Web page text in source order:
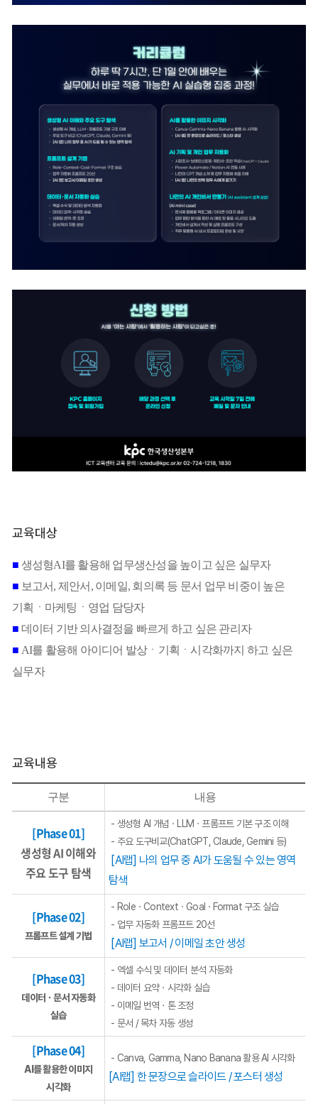
교육대상
■ 생성형AI를 활용해 업무생산성을 높이고 싶은 실무자
■ 보고서, 제안서, 이메일, 회의록 등 문서 업무 비중이 높은
기획ㆍ마케팅 ㆍ영업 담당자
■ 데이터 기반 의사결정을 빠르게 하고 싶은 관리자
■ AI를 활용해 아이디어 발상ㆍ기획 ㆍ시각화까지 하고 싶은
실무자
교육내용
구분 내용
[Phase 01]
생성형 AI 이해와
주요 도구 탐색
- 생성형 AI 개념ㆍLLMㆍ프롬프트 기본 구조 이해
- 주요 도구비교(ChatGPT, Claude, Gemini 등)
[AI랩] 나의 업무 중 AI가 도움될 수 있는 영역
탐색
[Phase 02]
프롬프트 설계 기법
- RoleㆍContextㆍGoalㆍFormat 구조 실습
- 업무 자동화 프롬프트 20선
[AI랩] 보고서 / 이메일 초안 생성
[Phase 03]
데이터ㆍ문서 자동화
실습
- 엑셀 수식 및 데이터 분석 자동화
- 데이터 요약ㆍ시각화 실습
- 이메일 번역ㆍ톤 조정
- 문서 / 목차 자동 생성
[Phase 04]
AI를 활용한 이미지
시각화
- Canva, Gamma, Nano Banana 활용 AI 시각화
[AI랩] 한 문장으로 슬라이드 / 포스터 생성